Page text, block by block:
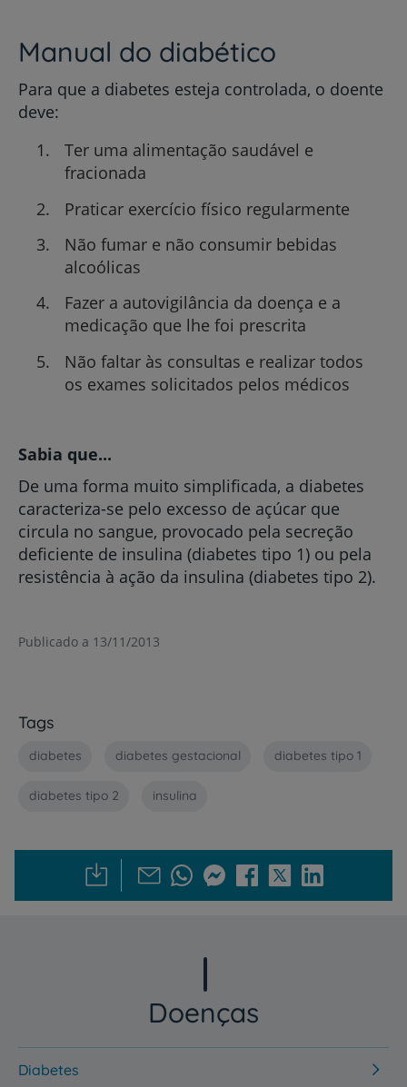
Manual do diabético
Para que a diabetes esteja controlada, o doente
deve:
Ter uma alimentação saudável e
fracionada
Praticar exercício físico regularmente
Não fumar e não consumir bebidas
alcoólicas
Fazer a autovigilância da doença e a
medicação que lhe foi prescrita
Não faltar às consultas e realizar todos
os exames solicitados pelos médicos
Sabia que...
De uma forma muito simplificada, a diabetes
caracteriza-se pelo excesso de açúcar que
circula no sangue, provocado pela secreção
deficiente de insulina (diabetes tipo 1) ou pela
resistência à ação da insulina (diabetes tipo 2).
Publicado a 13/11/2013
Tags
diabetes diabetes gestacional diabetes tipo 1
diabetes tipo 2 insulina
Doenças
Diabetes